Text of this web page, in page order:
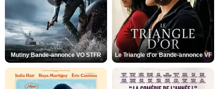
Mutiny Bande-annonce VO STFR Le Triangle d'or Bande-annonce VF